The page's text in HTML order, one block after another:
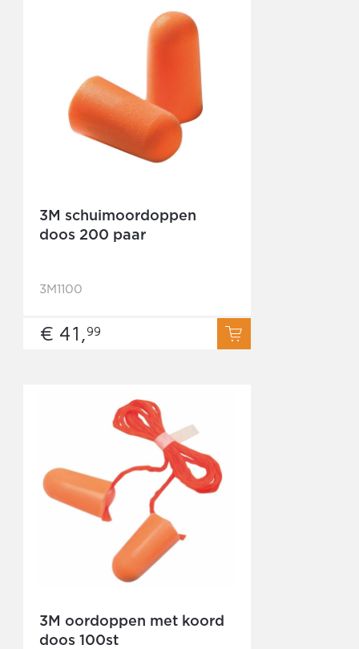
3M schuimoordoppen
doos 200 paar
3M1100
€ 41,99
3M oordoppen met koord
doos 100st